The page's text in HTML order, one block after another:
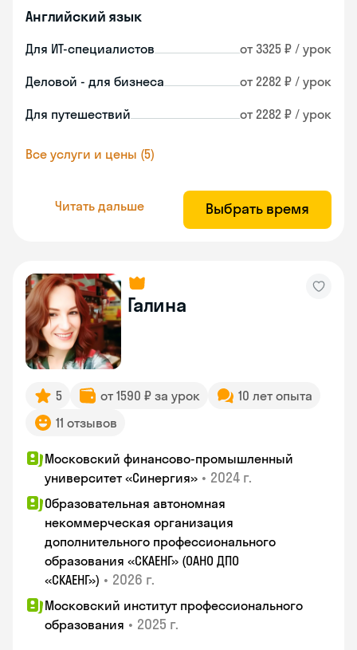
Английский язык
Для ИТ-специалистов от 3325 ₽ / урок
Деловой - для бизнеса от 2282 ₽ / урок
Для путешествий от 2282 ₽ / урок
Все услуги и цены (5)
Читать дальше Выбрать время
Галина
5 от 1590 ₽ за урок
10 лет опыта
11 отзывов
Московский финансово-промышленный
университет «Синергия» • 2024 г.
Образовательная автономная
некоммерческая организация
дополнительного профессионального
образования «СКАЕНГ» (ОАНО ДПО
«СКАЕНГ») • 2026 г.
Московский институт профессионального
образования • 2025 г.